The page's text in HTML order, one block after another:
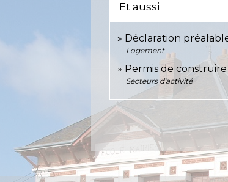
Et aussi
Déclaration
Logement
Permis de
Secteurs d'activité